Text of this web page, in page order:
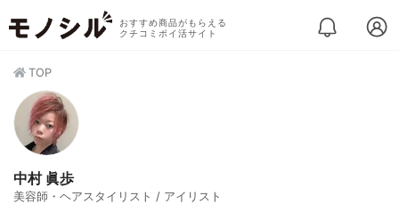
おすすめ商品がもらえる
クチコミポイ活サイト
TOP
中村 眞歩
美容師・ヘアスタイリスト / アイリスト